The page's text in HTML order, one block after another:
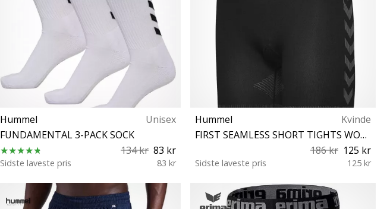
Hummel
Unisex
FUNDAMENTAL 3-PACK SOCK
134 kr 83 kr
Sidste laveste pris 83 kr
8 10 12 14
Hummel
Kvinde
FIRST SEAMLESS SHORT TIGHTS WOMEN
186 kr 125 kr
Sidste laveste pris 125 kr
XS/S M/L XL/XXL